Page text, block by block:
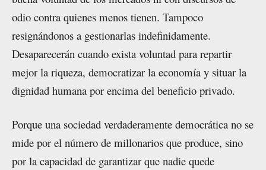
odio contra quienes menos tienen. Tampoco
resignándonos a gestionarlas indefinidamente.
Desaparecerán cuando exista voluntad para repartir
mejor la riqueza, democratizar la economía y situar la
dignidad humana por encima del beneficio privado.
Porque una sociedad verdaderamente democrática no se
mide por el número de millonarios que produce, sino
por la capacidad de garantizar que nadie quede